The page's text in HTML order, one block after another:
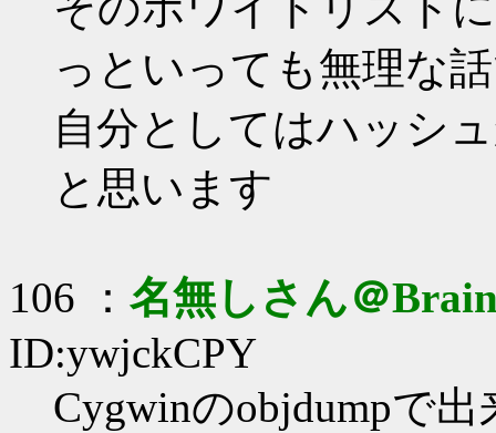
っといっても無理な
自分としてはハッシ
と思います
106 ： 名無しさん＠
ID:ywjckCPY
Cygwinのobjdumpで